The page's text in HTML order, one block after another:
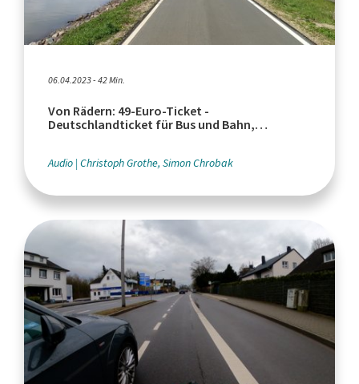
06.04.2023 - 42 Min.
Von Rädern: 49-Euro-Ticket -
Deutschlandticket für Bus und Bahn,
Audio Christoph Grothe, Simon Chrobak